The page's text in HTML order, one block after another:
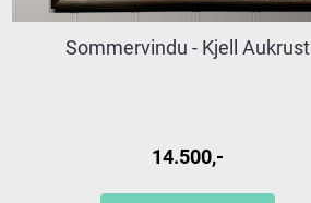
Sommervindu - Kjell Aukrust
14.500,-